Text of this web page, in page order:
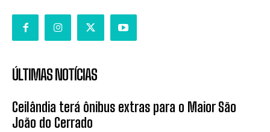
ÚLTIMAS NOTÍCIAS
Ceilândia terá ônibus extras para o Maior São
João do Cerrado